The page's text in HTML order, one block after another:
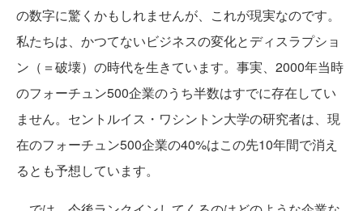
の数字に驚くかもしれませんが、これが現実なのです。
私たちは、かつてないビジネスの変化とディスラプショ
ン（＝破壊）の時代を生きています。事実、2000年当時
のフォーチュン500企業のうち半数はすでに存在してい
ません。セントルイス・ワシントン大学の研究者は、現
在のフォーチュン500企業の40%はこの先10年間で消え
るとも予想しています。